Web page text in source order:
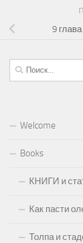
9
Найти:
Welcome
Books
КНИГИ и
Как пасти
Толпа и